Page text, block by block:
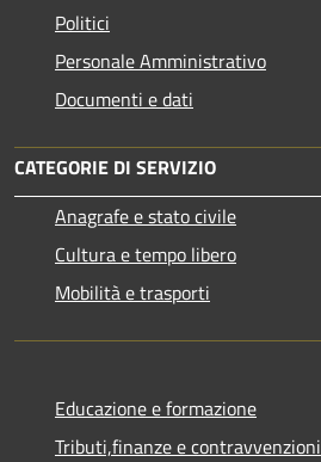
Politici
Personale Amministrativo
Documenti e dati
CATEGORIE DI SERVIZIO
Anagrafe e stato civile
Cultura e tempo libero
Mobilità e trasporti
Educazione e formazione
Tributi,finanze e contravvenzioni